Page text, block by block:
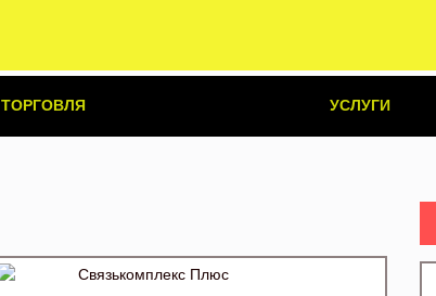
ТОРГОВЛЯ УСЛУГИ
Связькомплекс Плюс